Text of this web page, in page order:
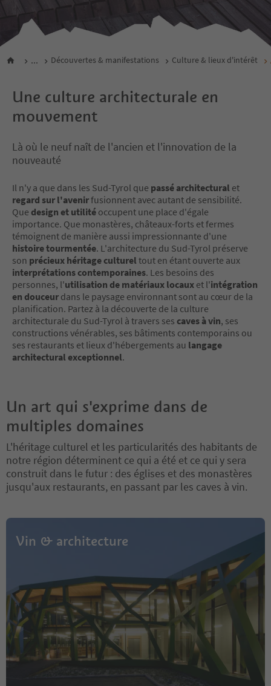
... Découvertes & manifestations Culture & lieux d'intérêt
Une culture architecturale en
mouvement
Là où le neuf naît de l'ancien et l'innovation de la
nouveauté
Il n'y a que dans les Sud-Tyrol que passé architectural et
regard sur l'avenirfusionnent avec autant de sensibilité.
Que design et utilité occupent une place d'égale
importance. Que monastères, châteaux-forts et fermes
témoignent de manière aussi impressionnante d'une
histoire tourmentée. L'architecture du Sud-Tyrol préserve
son précieux héritage culturel tout en étant ouverte aux
interprétations contemporaines. Les besoins des
personnes, l'utilisation de matériaux locaux et l'intégration
en douceur dans le paysage environnant sont au cœur de la
planification. Partez à la découverte de la culture
architecturale du Sud-Tyrol à travers ses caves à vin, ses
constructions vénérables, ses bâtiments contemporains ou
ses restaurants et lieux d'hébergements au langage
architectural exceptionnel.
Un art qui s'exprime dans de
multiples domaines
L'héritage culturel et les particularités des habitants de
notre région déterminent ce qui a été et ce qui y sera
construit dans le futur : des églises et des monastères
jusqu'aux restaurants, en passant par les caves à vin.
Vin & architecture